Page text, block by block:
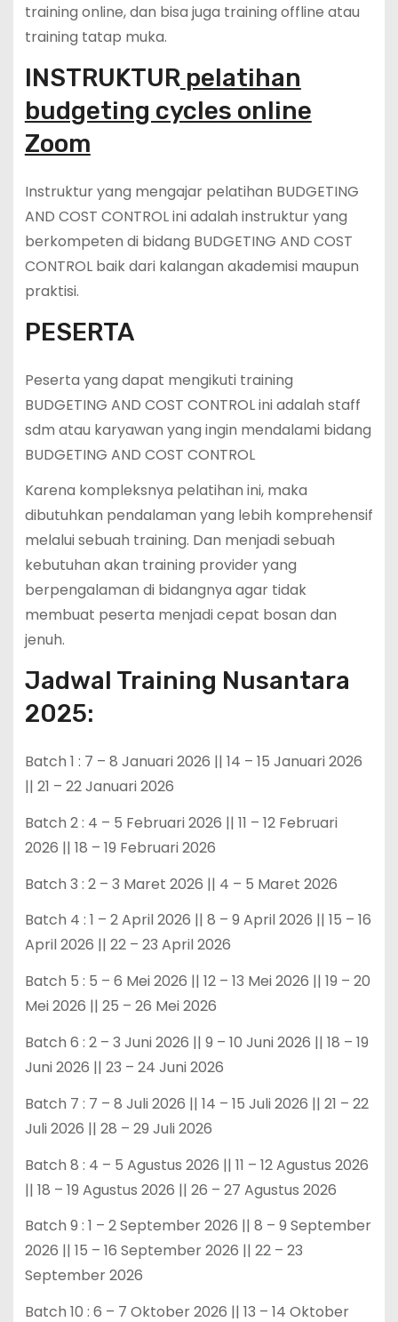
training online, dan bisa juga training offline atau
training tatap muka.
INSTRUKTUR pelatihan
budgeting cycles online
Zoom
Instruktur yang mengajar pelatihan BUDGETING
AND COST CONTROL ini adalah instruktur yang
berkompeten di bidang BUDGETING AND COST
CONTROL baik dari kalangan akademisi maupun
praktisi.
PESERTA
Peserta yang dapat mengikuti training
BUDGETING AND COST CONTROL ini adalah staff
sdm atau karyawan yang ingin mendalami bidang
BUDGETING AND COST CONTROL
Karena kompleksnya pelatihan ini, maka
dibutuhkan pendalaman yang lebih komprehensif
melalui sebuah training. Dan menjadi sebuah
kebutuhan akan training provider yang
berpengalaman di bidangnya agar tidak
membuat peserta menjadi cepat bosan dan
jenuh.
Jadwal Training Nusantara
2025:
Batch 1 : 7 – 8 Januari 2026 || 14 – 15 Januari 2026
|| 21 – 22 Januari 2026
Batch 2 : 4 – 5 Februari 2026 || 11 – 12 Februari
2026 || 18 – 19 Februari 2026
Batch 3 : 2 – 3 Maret 2026 || 4 – 5 Maret 2026
Batch 4 : 1 – 2 April 2026 || 8 – 9 April 2026 || 15 – 16
April 2026 || 22 – 23 April 2026
Batch 5 : 5 – 6 Mei 2026 || 12 – 13 Mei 2026 || 19 – 20
Mei 2026 || 25 – 26 Mei 2026
Batch 6 : 2 – 3 Juni 2026 || 9 – 10 Juni 2026 || 18 – 19
Juni 2026 || 23 – 24 Juni 2026
Batch 7 : 7 – 8 Juli 2026 || 14 – 15 Juli 2026 || 21 – 22
Juli 2026 || 28 – 29 Juli 2026
Batch 8 : 4 – 5 Agustus 2026 || 11 – 12 Agustus 2026
|| 18 – 19 Agustus 2026 || 26 – 27 Agustus 2026
Batch 9 : 1 – 2 September 2026 || 8 – 9 September
2026 || 15 – 16 September 2026 || 22 – 23
September 2026
Batch 10 : 6 – 7 Oktober 2026 || 13 – 14 Oktober